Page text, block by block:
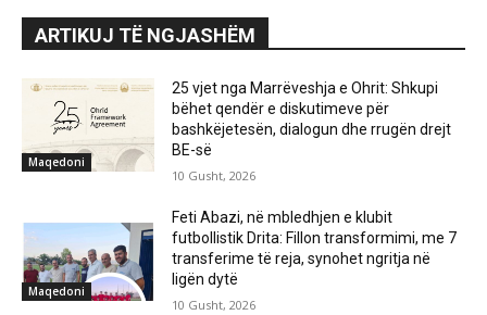
ARTIKUJ TË NGJASHËM
Maqedoni
25 vjet nga Marrëveshja e Ohrit: Shkupi
bëhet qendër e diskutimeve për
bashkëjetesën, dialogun dhe rrugën drejt
BE-së
10 Gusht, 2026
Maqedoni
Feti Abazi, në mbledhjen e klubit
futbollistik Drita: Fillon transformimi, me 7
transferime të reja, synohet ngritja në
ligën dytë
10 Gusht, 2026